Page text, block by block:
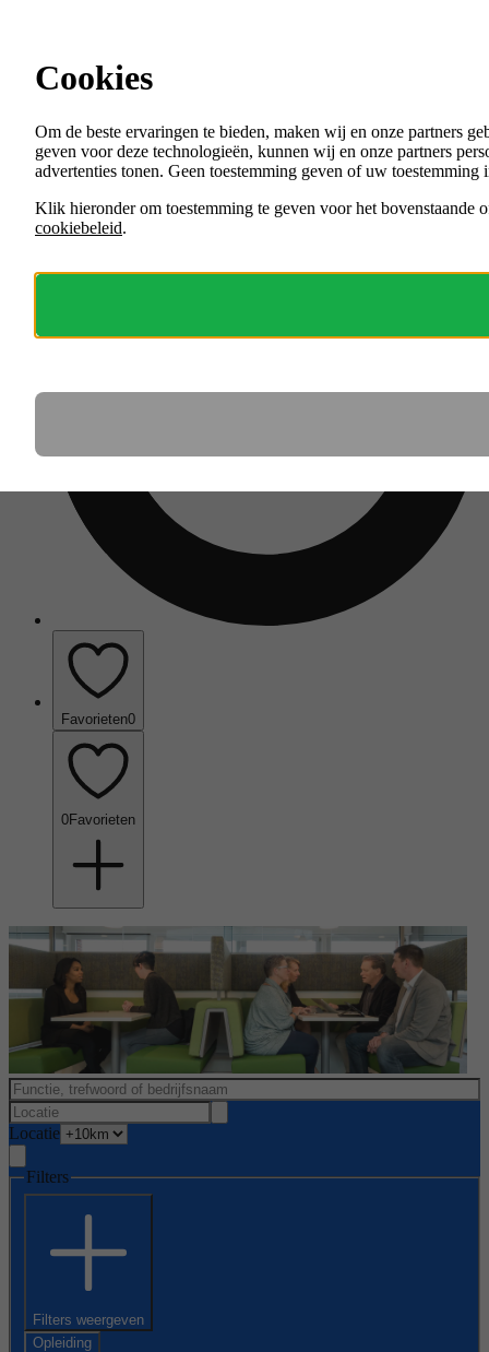
Menu
VACATURES
ORGANISATIES
Favorieten0
0Favorieten
Locatie
Filters
Filters weergeven
Opleiding
Cookies
Om de beste ervaringen te bieden, maken wij en onze partners
geven voor deze technologieën, kunnen wij en onze partners
advertenties tonen. Geen toestemming geven of uw
Klik hieronder om toestemming te geven voor het bovenstaande
cookiebeleid.